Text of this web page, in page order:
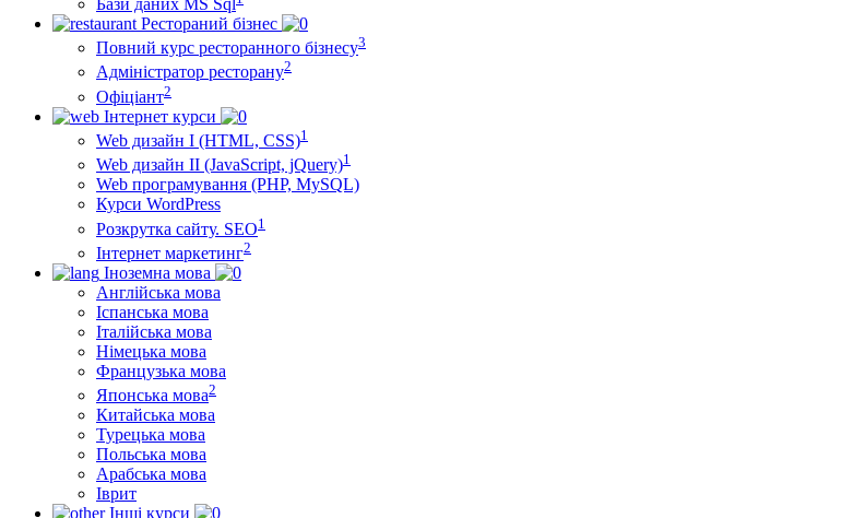
Рестораний бізнес
Повний курс ресторанного бізнесу3
Адміністратор ресторану2
Офіціант2
Інтернет курси
Web дизайн I (HTML, CSS)1
Web дизайн II (JavaScript, jQuery)1
Web програмування (PHP, MySQL)
Курси WordPress
Розкрутка сайту. SEO1
Інтернет маркетинг2
Іноземна мова
Англійська мова
Іспанська мова
Італійська мова
Німецька мова
Французька мова
Японська мова2
Китайська мова
Турецька мова
Польська мова
Арабська мова
Іврит
Інші курси